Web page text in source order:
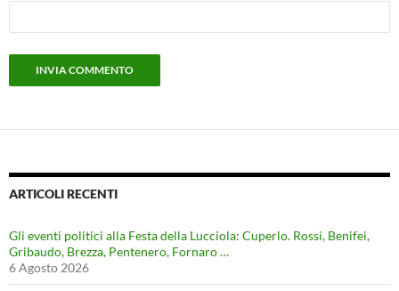
ARTICOLI RECENTI
Gli eventi politici alla Festa della Lucciola: Cuperlo. Rossi, Benifei,
Gribaudo, Brezza, Pentenero, Fornaro …
6 Agosto 2026